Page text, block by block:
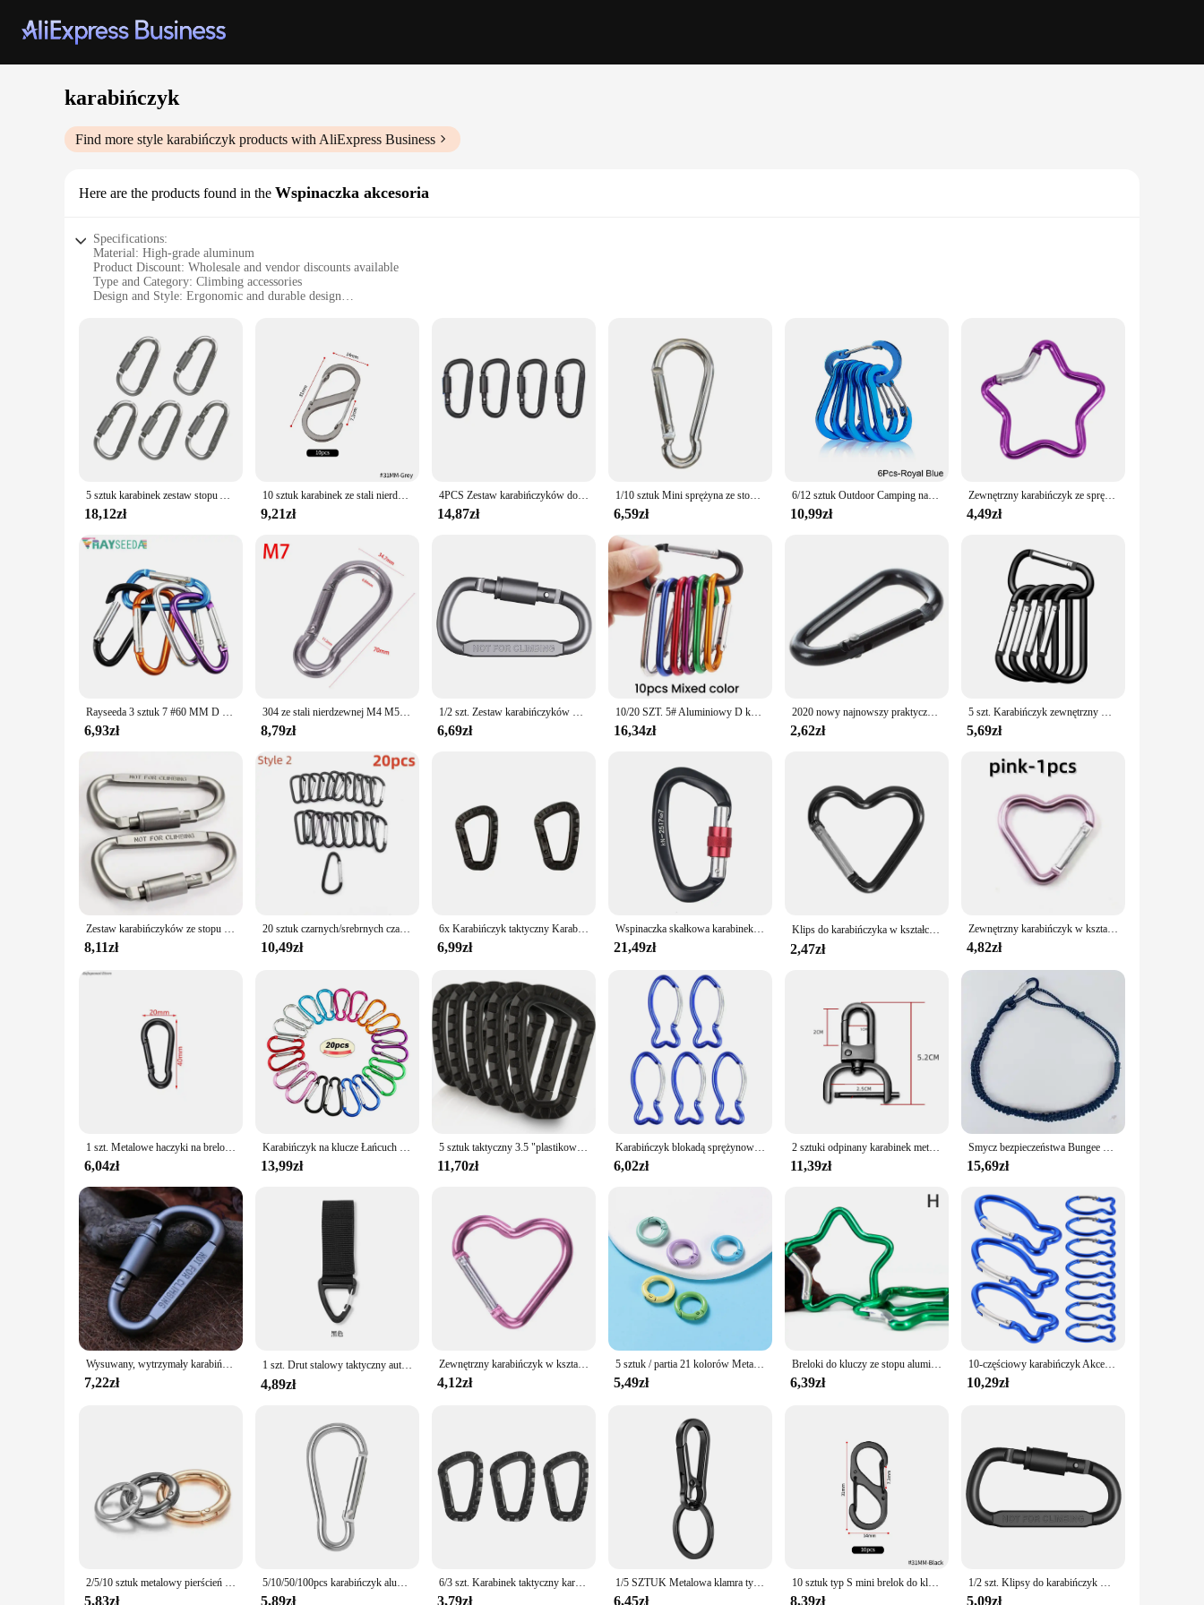
karabińczyk
Find more style karabińczyk products with AliExpress Business
Here are the products found in the Wspinaczka akcesoria
Specifications:
Material: High-grade aluminum
Product Discount: Wholesale and vendor discounts available
Type and Category: Climbing accessories
Design and Style: Ergonomic and durable design
Parts and Accessories: Comes with multiple sets for sale
Features:
**Optimized for Performance**
The karabińczyk climbing accessories are designed with the climber's needs in mind. Crafted from high-grade aluminum, these accessories offer a balance of lightweight construction and robust
performance, ensuring that they can withstand the rigors of rock climbing and mountaineering. The ergonomic design not only enhances comfort but also contributes to improved grip and control
during challenging ascents. Whether you're a seasoned climber or just starting out, these karabińczyk sets are an essential addition to your gear.
**Versatile and Reliable**
With a focus on versatility, these karabińczyk accessories are suitable for a wide range of climbing scenarios. The multiple sets available cater to different skill levels and preferences, making them an
ideal choice for both beginners and advanced climbers. The karabińczyk's design ensures that they are easy to use and maintain, allowing you to focus on your climb without worrying about equipment
failure. Whether you're scaling a mountain or practicing in a climbing gym, these karabińczyk sets are designed to perform consistently in any environment.
The karabińczyk climbing accessories are not just tools; they are an extension of your climbing experience. Their lightweight nature doesn't compromise on strength, ensuring that you can carry them
comfortably on your climbs. The karabińczyk sets are available for wholesale and vendor discounts, making them an affordable option for climbing enthusiasts and retailers alike. The karabińczyk's
performance and property are tailored to meet the demands of climbers, providing the reliability and durability needed for every adventure.
5 sztuk karabinek zestaw stopu Aluminium haki turystyczne wędkowanie Carbin klamra Caribiner brelok brelok Camping karabińczyki
18,12zł
10 sztuk karabinek ze stali nierdzewnej typu S z zamkiem Mini brelok z haczykiem zabezpieczenie przed kradzieżą plecak kempingowy na zewnątrz klamra narzędzie do blokowania kluczy
9,21zł
4PCS Zestaw karabińczyków do kluczy Camping Survival EDC Outdoor Keychain Clip Aluminium Tactical Caribiner Hook Karabińczyki
14,87zł
1/10 sztuk Mini sprężyna ze stopu karabinek karabińczyk karabinek brelok EDC Survival narzędzia na kemping srebrny rozmiar 41*20*4mm
6,59zł
6/12 sztuk Outdoor Camping narzędzie wielofunkcyjne alpinizm klamra stalowe małe karabińczyki klipsy wędkarstwo akcesoria wspinaczkowe Dropshipping
10,99zł
Zewnętrzny karabińczyk ze sprężyną blokującą ze stopu aluminium kształcie gwiazdy, breloki do plecaków Camping Piesze
4,49zł
Rayseeda 3 sztuk 7 #60 MM D kształt wspinaczka karabinki odkryty stopu Aluminium alpinizm karabińczyki na klucze Waterbottle
6,93zł
304 ze stali nierdzewnej M4 M5 M6 M7 M8 wielofunkcyjny wiosna Snap karabinek szybkie łączenie pierścień zabezpieczający hak
8,79zł
1/2 szt. Zestaw karabińczyków Camping Survival codzienny brelok do kluczy breloczek taktyczny stop aluminium karibinek hak karabinki zewnętrzne klip
6,69zł
10/20 SZT. 5# Aluminiowy D karabińczyk z klipsem zatrzaskowy wieszak brelok sportowy breloczek Camping akcesoria turystyczne 4*46mm nie do wspinaczki
16,34zł
2020 nowy najnowszy praktyczny czarny D kształtowane aluminium ze stopu karabińczyk brelok sprzęt do wspinaczki karabinek Mosqueton
2,62zł
5 szt. Karabińczyk zewnętrzny w kształcie litery D Odważny metalowy zestaw podróżny Camping Aluminiowy sprzęt survivalowy Haki alpinistyczne
5,69zł
Zestaw karabińczyków ze stopu aluminium z blokadą D-ring, blokada śruby ze stalowym pierścieniem drucianym do biwakowania i pieszych wędrówek na świeżym powietrzu
8,11zł
20 sztuk czarnych/srebrnych czarnych karabińczyków
10,49zł
6x Karabińczyk taktyczny Karabińczyk Klips Plastikowy kadet Piesze wycieczki Kemping
6,99zł
Wspinaczka skałkowa karabinek 25kN w kształcie litery D klamra bezpieczeństwa ładowana karabińczyk z blokadą śrubową brama aluminiowe zestawy alpinizmu na świeżym powietrzu
21,49zł
Klips do karabińczyka w kształcie serca Klips do breloków ze stopu aluminium Hak sprężynowy Klipsy do plecaków kempingowych Wytrzymały sprzęt do karabińczyków 캠핑
2,47zł
Zewnętrzny karabińczyk w kształcie serca Klips do breloków Pierścienie ze stopu aluminium Klipsy wspinaczkowe Sprężynowy karabińczyk Trwały
4,82zł
1 szt. Metalowe haczyki na brelok do kluczy klips D karabińczyki złącze do produkcji biżuterii breloczek do kluczy
6,04zł
Karabińczyk na klucze Łańcuch Mini Brelok do kluczy w kształcie tykwy ze stopu aluminium Klips z haczykiem Blokada Podróże Piesze wycieczki Kemping
13,99zł
5 sztuk taktyczny 3.5 "plastikowy karabińczyk Molle klip ITW brelok w kształcie litery D twarda sprężyna zatrzaskowa hak na sprzęt Outdoor Camping piesze wycieczki narzędzia EDC
11,70zł
Karabińczyk blokadą sprężynową Klips do pieszych wędrówek Karabinek ze stopu aluminium ze sprężyną zatrzaskową
6,02zł
2 sztuki odpinany karabinek metalowa śruba karabińczyk haczyk pozłacane srebrny czarny DIY biżuteria brelok etui paskiem
11,39zł
Smycz bezpieczeństwa Bungee Tether Tool z karabińczykiem Wspinaczka Praca Anti-Falling Lina zabezpieczająca Praca w powietrzu Akcesoria wspinaczkowe
15,69zł
Wysuwany, wytrzymały karabińczyk do szpuli, breloczki do kluczy, mocna stalowa klamra do liny, łatwy do ciągnięcia brelok do kluczy na zewnątrz
7,22zł
1 szt. Drut stalowy taktyczny automatycznie chowana klamra lina artykuły kempingowe zabezpieczenie przed kradzieżą elastyczny brelok karabinek klamra lina캠핑용품
4,89zł
Zewnętrzny karabińczyk w kształcie serca Klips do breloków Pierścienie ze stopu aluminium Klipsy wspinaczkowe Sprężynowy karabińczyk Trwały
4,12zł
5 sztuk / partia 21 kolorów Metalowy pierścień uszczelniający Zapięcie sprężynowe Otwierany okrągły karabińczyk Brelok do kluczy Klipsy Hak Łańcuch dla psa DIY Biżuteria Złącze klamry
5,49zł
Breloki do kluczy ze stopu aluminium w kształcie gwiazdy ze sprężyną blokującą do plecaka Camping Piesze wycieczki Podróżowanie
6,39zł
10-częściowy karabińczyk Akcesoria wspinaczkowe Mini plecak Klipsy Breloczek do kluczy Camping Outdoor Survival Gear do karabińczyków ze stopu karabińczyków
10,29zł
2/5/10 sztuk metalowy pierścień zatrzaski sprężynowe dla DIY biżuteria otwierany okrągły karabinek brelok do torby klipsy hak klamry złącze
5,83zł
5/10/50/100pcs karabińczyk aluminiowy breloczek z klipsem Outdoor Camping brelok karabińczyk zestaw klamra na butelkę akcesoria wspinaczkowe
5,89zł
6/3 szt. Karabinek taktyczny karabinek karabinek z plastikowym klipsem dla kadetów
3,79zł
1/5 SZTUK Metalowa klamra tykwy Brelok do kluczy Hak wspinaczkowy Brelok do kluczy samochodowych Mocny karabińczyk Akcesoria do breloków Vintage Breloczek do kluczy
6,45zł
10 sztuk typ S mini brelok do kluczy karabinek ze stali nierdzewnej z zamkiem zabezpieczenie przed kradzieżą plecak kempingowy na zewnątrz klamra narzędzie do blokowania kluczy
8,39zł
1/2 szt. Klipsy do karabińczyk wspinaczkowy na zewnątrz stop Alluminum pierścieniowa klamra sprężynowy spinka karabinek brelok hak do zawieszania narzędzia EDC
5,09zł